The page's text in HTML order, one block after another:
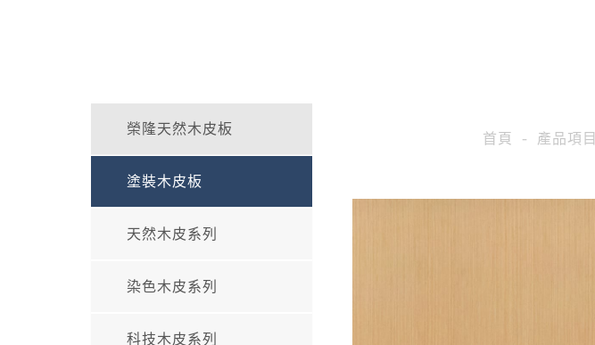
榮隆天然木皮板
塗裝木皮板
天然木皮系列
染色木皮系列
科技木皮系列
首頁 產品項目